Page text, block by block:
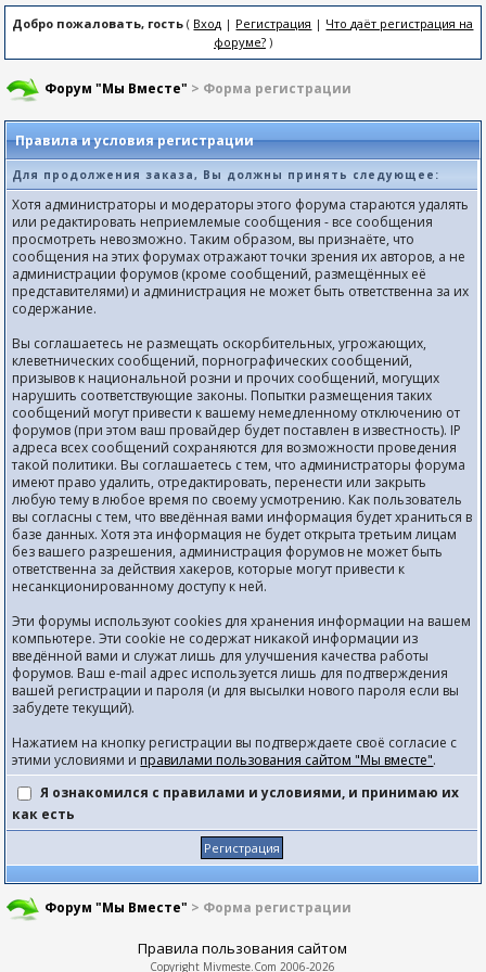
Добро пожаловать, гость ( Вход | Регистрация | Что даёт регистрация на
форуме?)
Форум "Мы Вместе" > Форма регистрации
Правила и условия регистрации
Для продолжения заказа, Вы должны принять следующее:
Хотя администраторы и модераторы этого форума стараются удалять
или редактировать неприемлемые сообщения - все сообщения
просмотреть невозможно. Таким образом, вы признаёте, что
сообщения на этих форумах отражают точки зрения их авторов, а не
администрации форумов (кроме сообщений, размещённых её
представителями) и администрация не может быть ответственна за их
содержание.
Вы соглашаетесь не размещать оскорбительных, угрожающих,
клеветнических сообщений, порнографических сообщений,
призывов к национальной розни и прочих сообщений, могущих
нарушить соответствующие законы. Попытки размещения таких
сообщений могут привести к вашему немедленному отключению от
форумов (при этом ваш провайдер будет поставлен в известность). IP
адреса всех сообщений сохраняются для возможности проведения
такой политики. Вы соглашаетесь с тем, что администраторы форума
имеют право удалить, отредактировать, перенести или закрыть
любую тему в любое время по своему усмотрению. Как пользователь
вы согласны с тем, что введённая вами информация будет храниться в
базе данных. Хотя эта информация не будет открыта третьим лицам
без вашего разрешения, администрация форумов не может быть
ответственна за действия хакеров, которые могут привести к
несанкционированному доступу к ней.
Эти форумы используют cookies для хранения информации на вашем
компьютере. Эти cookie не содержат никакой информации из
введённой вами и служат лишь для улучшения качества работы
форумов. Ваш e-mail адрес используется лишь для подтверждения
вашей регистрации и пароля (и для высылки нового пароля если вы
забудете текущий).
Нажатием на кнопку регистрации вы подтверждаете своё согласие с
этими условиями и правилами пользования сайтом "Мы вместе".
Я ознакомился с правилами и условиями, и принимаю их
как есть
Форум "Мы Вместе" > Форма регистрации
Правила пользования сайтом
Copyright Mivmeste.Com 2006-2026